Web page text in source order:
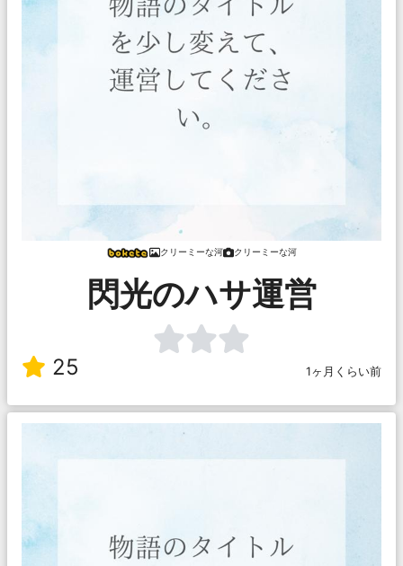
クリーミーな河 クリーミーな河
閃光のハサ運営
25 1ヶ月くらい前